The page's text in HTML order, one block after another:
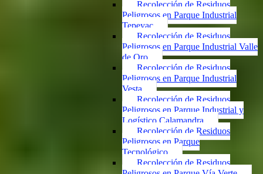
Recolección de Residuos
Peligrosos en Parque Industrial
Tepeyac
Recolección de Residuos
Peligrosos en Parque Industrial Valle
de Oro
Recolección de Residuos
Peligrosos en Parque Industrial
Vesta
Recolección de Residuos
Peligrosos en Parque Industrial y
Logístico Calamandra
Recolección de Residuos
Peligrosos en Parque
Tecnológico
Recolección de Residuos